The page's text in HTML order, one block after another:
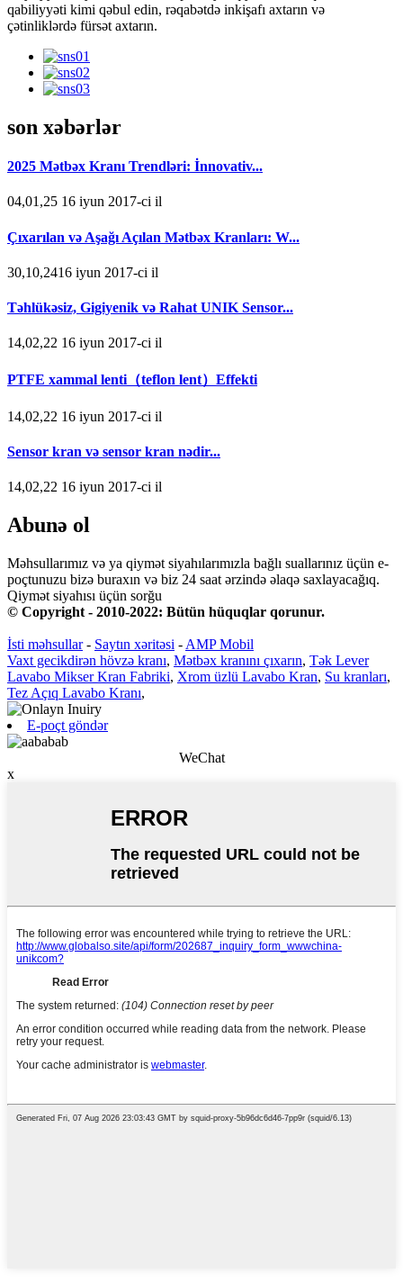
qabiliyyəti kimi qəbul edin, rəqabətdə inkişafı axtarın və
çətinliklərdə fürsət axtarın.
son xəbərlər
2025 Mətbəx Kranı Trendləri: İnnovativ...
04,01,25 16 iyun 2017-ci il
Çıxarılan və Aşağı Açılan Mətbəx Kranları: W...
30,10,2416 iyun 2017-ci il
Təhlükəsiz, Gigiyenik və Rahat UNIK Sensor...
14,02,22 16 iyun 2017-ci il
PTFE xammal lenti（teflon lent）Effekti
14,02,22 16 iyun 2017-ci il
Sensor kran və sensor kran nədir...
14,02,22 16 iyun 2017-ci il
Abunə ol
Məhsullarımız və ya qiymət siyahılarımızla bağlı suallarınız üçün e-
poçtunuzu bizə buraxın və biz 24 saat ərzində əlaqə saxlayacağıq.
Qiymət siyahısı üçün sorğu
© Copyright - 2010-2022: Bütün hüquqlar qorunur.
İsti məhsullar- Saytın xəritəsi - AMP Mobil
Vaxt gecikdirən hövzə kranı, Mətbəx kranını çıxarın, Tək Lever
Lavabo Mikser Kran Fabriki, Xrom üzlü Lavabo Kran, Su kranları,
Tez Açıq Lavabo Kranı,
E-poçt göndər
WeChat
x